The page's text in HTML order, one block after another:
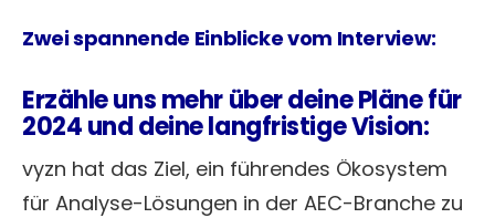
Zwei spannende Einblicke vom Interview:
Erzähle uns mehr über deine Pläne für
2024 und deine langfristige Vision:
vyzn hat das Ziel, ein führendes Ökosystem
für Analyse-Lösungen in der AEC-Branche zu